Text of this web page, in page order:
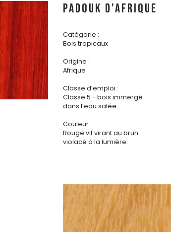
PADOUK d'AFRIQUE
Catégorie :
Bois tropicaux
Origine :
Afrique
Classe d’emploi :
Classe 5 - bois immergé
dans l’eau salée
Couleur :
Rouge vif virant au brun
violacé à la lumière.